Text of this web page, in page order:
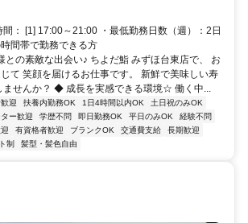
： [1] 17:00～21:00 ・最低勤務日数（週）：2日
間帯で勤務できる方
の素敵な出会い♪ ちよだ鮨 みずほ台東店で、 お
て 笑顔を届けるお仕事です。 新鮮で美味しい寿
ませんか？ ◆ 成長を実感できる環境☆ 働く中...
迎 扶養内勤務OK 1日4時間以内OK
土日祝のみOK
ー歓迎 学歴不問 即日勤務OK 平日のみOK
経験不問
有資格者歓迎 ブランクOK 交通費支給
長期歓迎
制 髪型・髪色自由